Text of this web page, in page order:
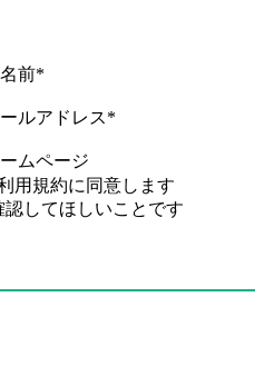
前*
ールアドレス*
ムページ
用規約に同意します
してほしいことです